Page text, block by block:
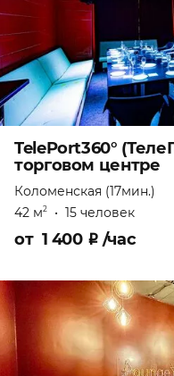
TelePort360°
торговом центре
Коломенская (17мин.)
42 м2 • 15 человек
от 1 400 ₽ /час